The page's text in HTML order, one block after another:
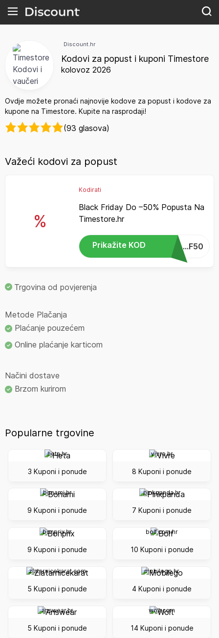
Discount.hr
Kodovi za popust i kuponi Timestore
kolovoz 2026
Ovdje možete pronaći najnovije kodove za popust i kodove za
kupone na Timestore. Kupite na rasprodaji!
(93 glasova)
Važeći kodovi za popust
%
Kodirati
Black Friday Do –50% Popusta Na
Timestore.hr
Prikažite KOD ...F50
Trgovina od povjerenja
Metode Plačanja
Plaćanje pouzećem
Online plaćanje karticom
Načini dostave
Brzom kurirom
Popularne trgovine
heta.hr
3 Kuponi i ponude
vivre.hr
8 Kuponi i ponude
bonami.hr
9 Kuponi i ponude
pinkpanda.hr
7 Kuponi i ponude
bonprix.hr
9 Kuponi i ponude
bolf.com.hr
10 Kuponi i ponude
zlatarnicekarat.com
5 Kuponi i ponude
mobilego.hr
4 Kuponi i ponude
answear.hr
5 Kuponi i ponude
wolt.com
14 Kuponi i ponude